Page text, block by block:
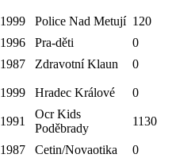
1999 Police Nad Metují 120
1996 Pra-děti
0
1987 Zdravotní Klaun 0
1999 Hradec Králové 0
1991
Ocr Kids
Poděbrady
1130
1987 Cetin/Novaotika
0